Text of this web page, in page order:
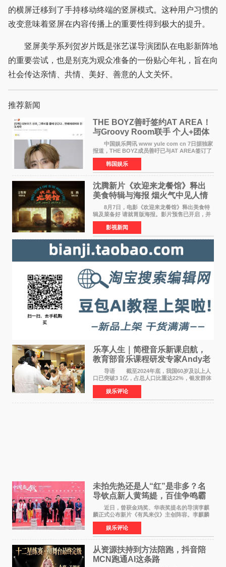
的横屏迁移到了手持移动终端的竖屏模式。这种用户习惯的
改变意味着竖屏在内容传播上的重要性得到极大的提升。
竖屏美学系列贺岁片既是张艺谋导演团队在电影新阵地
的重要尝试，也是别克为观众准备的一份贴心年礼，旨在向
社会传达亲情、共情、美好、善意的人文关怀。
推荐新闻
THE BOYZ善旴签约AT AREA！
与Groovy Room联手 个人+团体
活动并行
中国娱乐网讯 www yule com cn 7日据独家
报道，THE BOYZ成员善旴已与AT AREA签订了
专属合约。AT AREA是由知名制作人组合
Groovy Room创立的hip-hop厂牌，旗下拥有多
位实力派音乐人，在韩
韩国娱乐
沈腾新片《欢迎来龙餐馆》释出
美食特辑与海报 烟火气中见人情
温暖
8月7日，电影《欢迎来龙餐馆》释出美食特
辑及菜备好 请就胃版海报。影片预售已开启，并
将于8月8日至10日14:00-21:00举行全国超前点
映。电影《欢迎来龙餐馆》作为战争美食喜剧大
片，讲述了中国
影视新闻
乐享人生｜简橙音乐新课启航，
教育部音乐课程研发专家Andy老
师重磅入驻领航银龄琴声
导语 截至2024年底，我国60岁及以上人
口已突破3 1亿，占总人口比重达22%，银发群体
的精神文化需求日益凸显。2024年1月，国务院办
公厅印发《关于发展银发经济增进老年人福祉的
意见》——这是
娱乐评论
未拍先热还是人“红”是非多？名
导钦点新人黄筠媞，百佳争鸣霸
气回应
近日，曾获金鸡奖、华表奖提名的导演李麒
麟正式公布新片《有凤来仪》主创阵容。李麒麟
早年凭电影《华容道》获得金鸡奖、华表奖提
名，此后长期参与国内外电影制作，其担任制片
人参与的作品亦曾
娱乐评论
从资源扶持到方法陪跑，抖音陪
MCN跑通AI这条路